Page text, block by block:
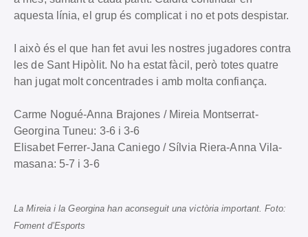
aquesta línia, el grup és complicat i no et pots despistar.
I això és el que han fet avui les nostres jugadores contra
les de Sant Hipòlit. No ha estat fàcil, però totes quatre
han jugat molt concentrades i amb molta confiança.
Carme Nogué-Anna Brajones / Mireia Montserrat-
Georgina Tuneu: 3-6 i 3-6
Elisabet Ferrer-Jana Caniego / Sílvia Riera-Anna Vila-
masana: 5-7 i 3-6
La Mireia i la Georgina han aconseguit una victòria important. Foto:
Foment d’Esports